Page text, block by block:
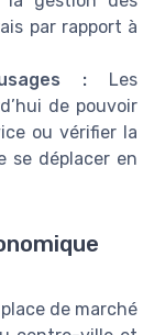
par rapport à
: Les
de pouvoir
ou vérifier la
se déplacer en
de marché